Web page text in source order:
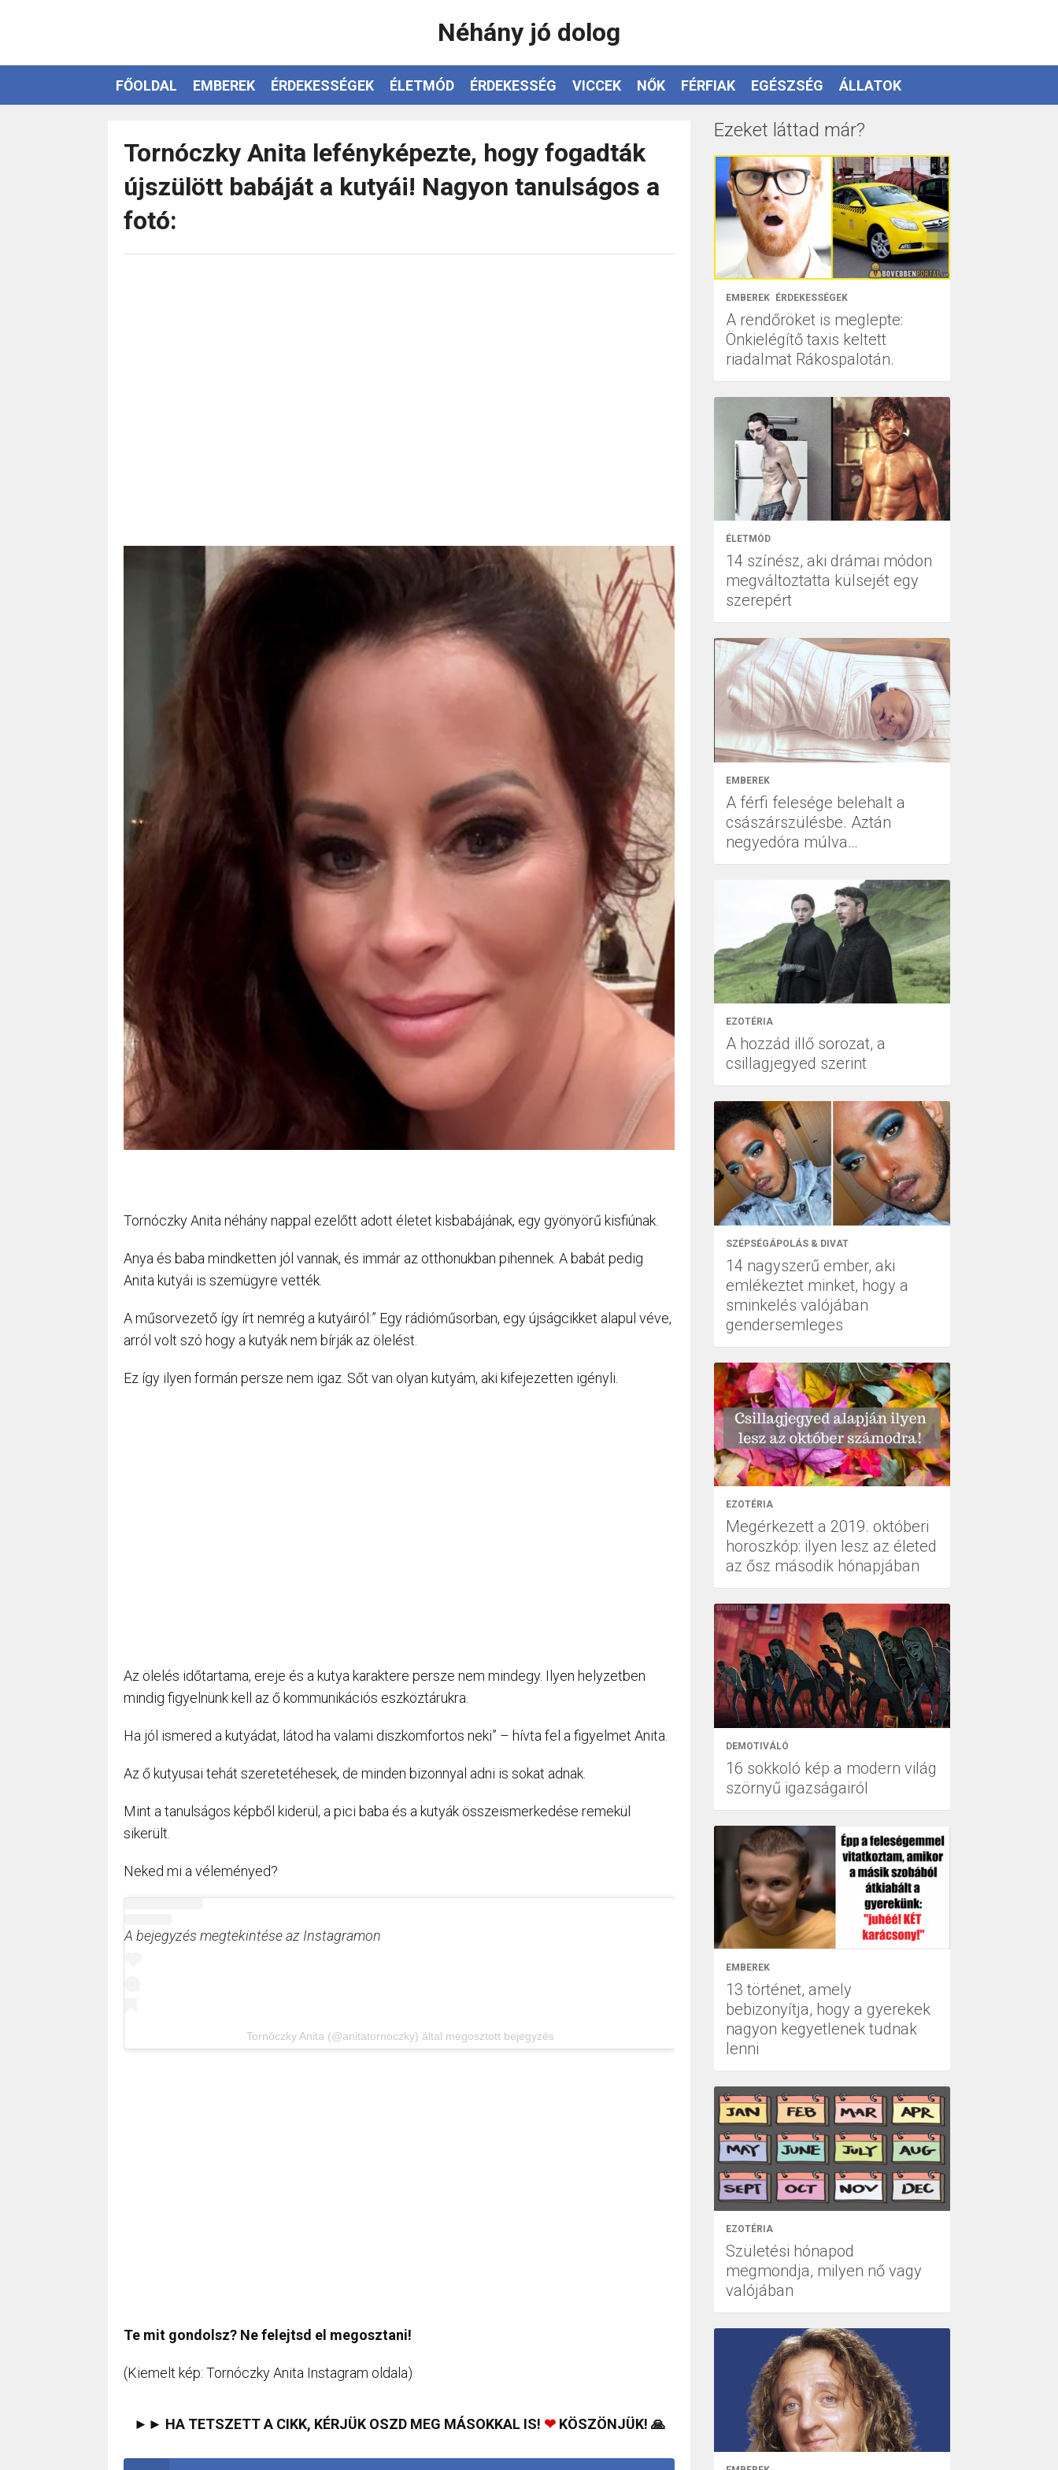
Néhány jó dolog
FŐOLDAL EMBEREK ÉRDEKESSÉGEK ÉLETMÓD ÉRDEKESSÉG VICCEK NŐK FÉRFIAK EGÉSZSÉG ÁLLATOK
Tornóczky Anita lefényképezte, hogy fogadták
újszülött babáját a kutyái! Nagyon tanulságos a
fotó:
Tornóczky Anita néhány nappal ezelőtt adott életet kisbabájának, egy gyönyörű kisfiúnak.
Anya és baba mindketten jól vannak, és immár az otthonukban pihennek. A babát pedig
Anita kutyái is szemügyre vették.
A műsorvezető így írt nemrég a kutyáiról:” Egy rádióműsorban, egy újságcikket alapul véve,
arról volt szó hogy a kutyák nem bírják az ölelést.
Ez így ilyen formán persze nem igaz. Sőt van olyan kutyám, aki kifejezetten igényli.
Az ölelés időtartama, ereje és a kutya karaktere persze nem mindegy. Ilyen helyzetben
mindig figyelnünk kell az ő kommunikációs eszköztárukra.
Ha jól ismered a kutyádat, látod ha valami diszkomfortos neki” – hívta fel a figyelmet Anita.
Az ő kutyusai tehát szeretetéhesek, de minden bizonnyal adni is sokat adnak.
Mint a tanulságos képből kiderül, a pici baba és a kutyák összeismerkedése remekül
sikerült.
Neked mi a véleményed?
A bejegyzés megtekintése az Instagramon
Tornóczky Anita (@anitatornoczky) által megosztott bejegyzés
Te mit gondolsz? Ne felejtsd el megosztani!
(Kiemelt kép: Tornóczky Anita Instagram oldala)
►► HA TETSZETT A CIKK, KÉRJÜK OSZD MEG MÁSOKKAL IS! ❤KÖSZÖNJÜK! 🙏
Ezeket láttad már?
EMBEREK ÉRDEKESSÉGEK
A rendőröket is meglepte:
Önkielégítő taxis keltett
riadalmat Rákospalotán.
ÉLETMÓD
14 színész, aki drámai módon
megváltoztatta külsejét egy
szerepért
EMBEREK
A férfi felesége belehalt a
császárszülésbe. Aztán
negyedóra múlva…
EZOTÉRIA
A hozzád illő sorozat, a
csillagjegyed szerint
SZÉPSÉGÁPOLÁS & DIVAT
14 nagyszerű ember, aki
emlékeztet minket, hogy a
sminkelés valójában
gendersemleges
EZOTÉRIA
Megérkezett a 2019. októberi
horoszkóp: ilyen lesz az életed
az ősz második hónapjában
DEMOTIVÁLÓ
16 sokkoló kép a modern világ
szörnyű igazságairól
EMBEREK
13 történet, amely
bebizonyítja, hogy a gyerekek
nagyon kegyetlenek tudnak
lenni
EZOTÉRIA
Születési hónapod
megmondja, milyen nő vagy
valójában